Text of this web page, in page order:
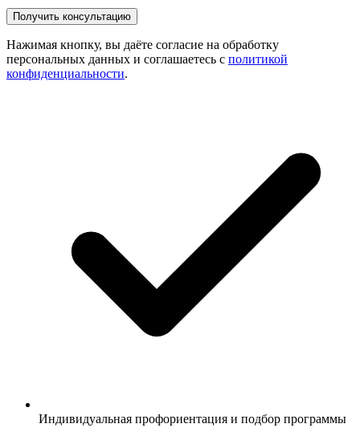
Нажимая кнопку, вы даёте согласие на обработку
персональных данных и соглашаетесь с политикой
конфиденциальности.
Индивидуальная профориентация и подбор программы